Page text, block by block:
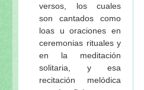
versos, los cuales
son cantados como
loas u oraciones en
ceremonias rituales y
en la meditación
solitaria, y esa
recitación melódica